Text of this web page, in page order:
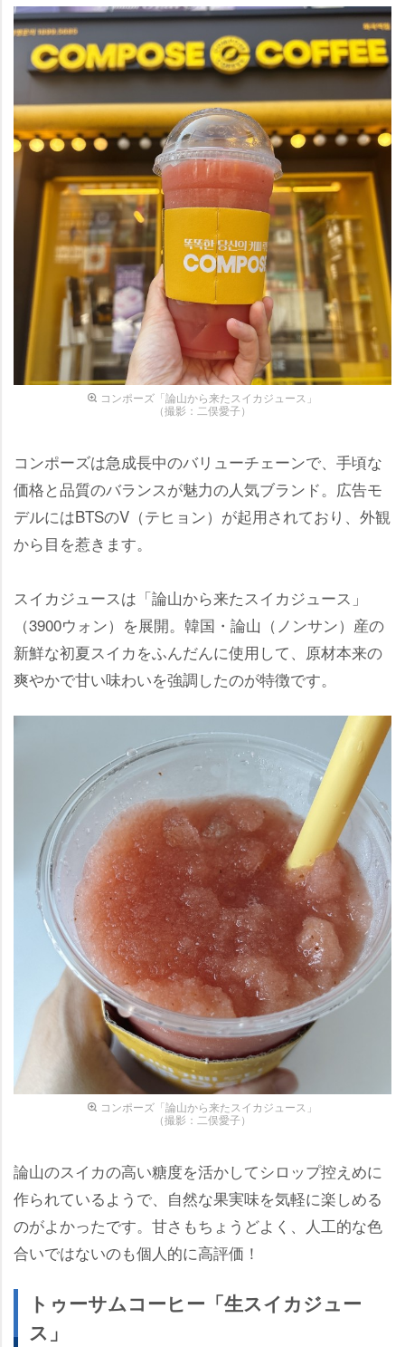
コンポーズ「論山から来たスイカジュース」
（撮影：二俣愛子）
コンポーズは急成長中のバリューチェーンで、手頃な
価格と品質のバランスが魅力の人気ブランド。広告モ
デルにはBTSのV（テヒョン）が起用されており、外観
から目を惹きます。
スイカジュースは「論山から来たスイカジュース」
（3900ウォン）を展開。韓国・論山（ノンサン）産の
新鮮な初夏スイカをふんだんに使用して、原材本来の
爽やかで甘い味わいを強調したのが特徴です。
コンポーズ「論山から来たスイカジュース」
（撮影：二俣愛子）
論山のスイカの高い糖度を活かしてシロップ控えめに
作られているようで、自然な果実味を気軽に楽しめる
のがよかったです。甘さもちょうどよく、人工的な色
合いではないのも個人的に高評価！
トゥーサムコーヒー「生スイカジュー
ス」